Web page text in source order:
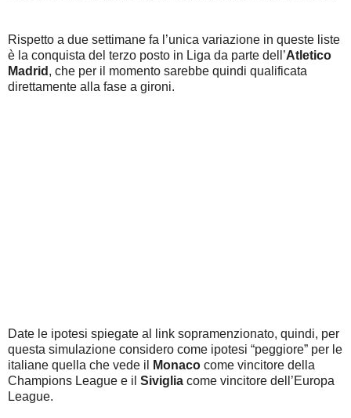
Rispetto a due settimane fa l’unica variazione in queste liste
è la conquista del terzo posto in Liga da parte dell’Atletico
Madrid , che per il momento sarebbe quindi qualificata
direttamente alla fase a gironi.
Date le ipotesi spiegate al link sopramenzionato, quindi, per
questa simulazione considero come ipotesi “peggiore” per le
italiane quella che vede il
Monaco come vincitore della
Champions League e il Siviglia come vincitore dell’Europa
League.